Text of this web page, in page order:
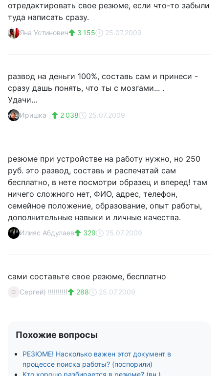
отредактировать свое резюме, если что-то забыли
туда написать сразу.
Яна Устинович 3 155 25.07.2009
развод на деньги 100%, составь сам и принеси -
сразу дашь понять, что ты с мозгами... .
Удачи...
Иришка _ 2 038 25.07.2009
резюме при устройстве на работу нужно, но 250
руб. это развод, составь и распечатай сам
бесплатно, в нете посмотри образец и вперед! там
ничего сложного нет, ФИО, адрес, телефон,
семейное положение, образование, опыт работы,
дополнительные навыки и личные качества.
Илияс Абдулаев 329 25.07.2009
сами составьте свое резюме, бесплатно
С! Сергей) !!!!!!!!!! 288 25.07.2009
Похожие вопросы
РЕЗЮМЕ! Насколько важен этот документ в
процессе поиска работы? (поспорили)
Кто хорошо разбирается в резюме? (вн.)